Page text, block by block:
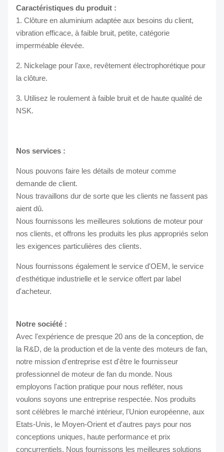
Caractéristiques du produit :
1. Clôture en aluminium adaptée aux besoins du client,
vibration efficace, à faible bruit, petite, catégorie
imperméable élevée.
2. Nickelage pour l'axe, revêtement électrophorétique pour
la clôture.
3. Utilisez le roulement à faible bruit et de haute qualité de
NSK.
Nos services :
Nous pouvons faire les détails de moteur comme
demande de client.
Nous travaillons dur de sorte que les clients ne fassent pas
aient dû.
Nous fournissons les meilleures solutions de moteur pour
nos clients, et offrons les produits les plus appropriés selon
les exigences particulières des clients.
Nous fournissons également le service d'OEM, le service
d'esthétique industrielle et le service offert par label
d'acheteur.
Notre société :
Avec l'expérience de presque 20 ans de la conception, de
la R&D, de la production et de la vente des moteurs de fan,
notre mission d'entreprise est d'être le fournisseur
professionnel de moteur de fan du monde. Nous
employons l'action pratique pour nous refléter, nous
voulons soyons une entreprise respectée. Nos produits
sont célèbres le marché intérieur, l'Union européenne, aux
Etats-Unis, le Moyen-Orient et d'autres pays pour nos
conceptions uniques, haute performance et prix
concurrentiels. Nous fournissons les meilleures solutions